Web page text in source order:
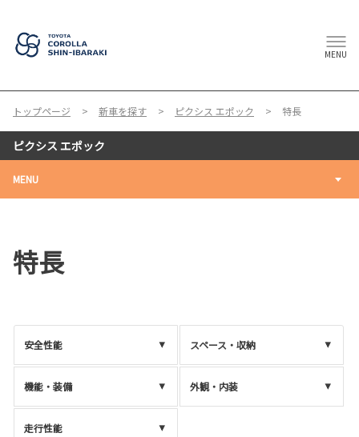
MENU
トップページ 新車を探す ピクシス エポック 特長
ピクシス エポック
MENU
特長
安全性能 スペース・収納
機能・装備 外観・内装
走行性能